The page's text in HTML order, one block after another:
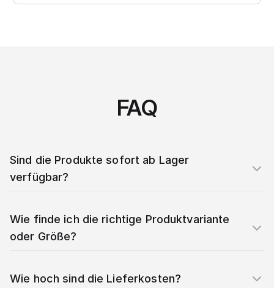
FAQ
Sind die Produkte sofort ab Lager
verfügbar?
Wie finde ich die richtige Produktvariante
oder Größe?
Wie hoch sind die Lieferkosten?